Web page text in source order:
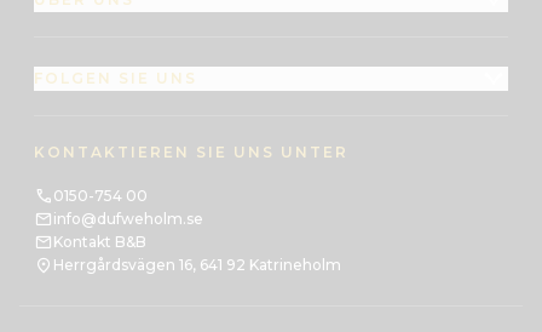
FOLGEN SIE UNS
KONTAKTIEREN SIE UNS UNTER
0150-754 00
info@dufweholm.se
Kontakt B&B
Herrgårdsvägen 16, 641 92 Katrineholm